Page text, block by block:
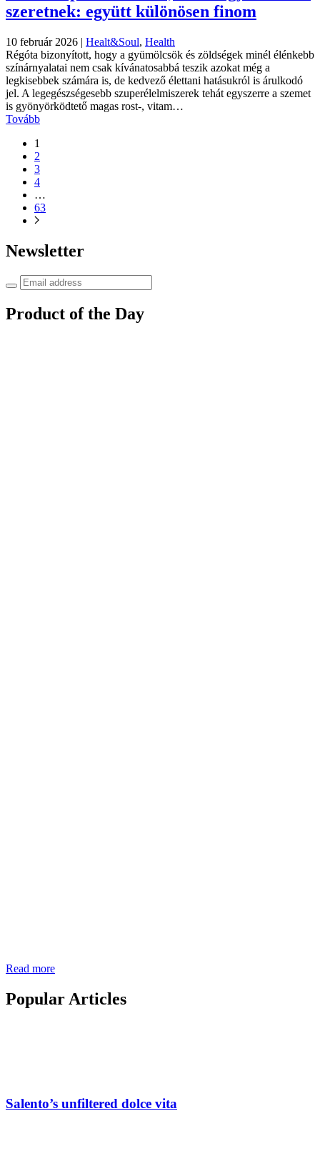
szeretnek: együtt különösen finom
10 február 2026 | Healt&Soul, Health
Régóta bizonyított, hogy a gyümölcsök és zöldségek minél élénkebb
színárnyalatai nem csak kívánatosabbá teszik azokat még a
legkisebbek számára is, de kedvező élettani hatásukról is árulkodó
jel. A legegészségesebb szuperélelmiszerek tehát egyszerre a szemet
is gyönyörködtető magas rost-, vitam…
Tovább
1
2
3
4
…
63
Newsletter
Product of the Day
Read more
Popular Articles
Salento’s unfiltered dolce vita